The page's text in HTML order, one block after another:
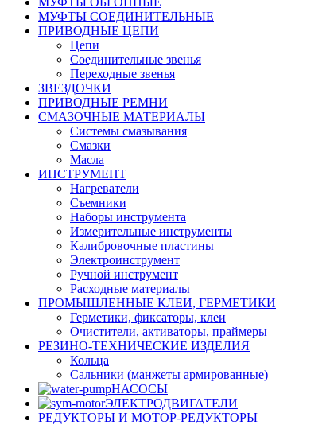
МУФТЫ СОЕДИНИТЕЛЬНЫЕ
ПРИВОДНЫЕ ЦЕПИ
Цепи
Соединительные звенья
Переходные звенья
ЗВЕЗДОЧКИ
ПРИВОДНЫЕ РЕМНИ
СМАЗОЧНЫЕ МАТЕРИАЛЫ
Системы смазывания
Смазки
Масла
ИНСТРУМЕНТ
Нагреватели
Съемники
Наборы инструмента
Измерительные инструменты
Калибровочные пластины
Электроинструмент
Ручной инструмент
Расходные материалы
ПРОМЫШЛЕННЫЕ КЛЕИ, ГЕРМЕТИКИ
Герметики, фиксаторы, клеи
Очистители, активаторы, праймеры
РЕЗИНО-ТЕХНИЧЕСКИЕ ИЗДЕЛИЯ
Кольца
Сальники (манжеты армированные)
НАСОСЫ
ЭЛЕКТРОДВИГАТЕЛИ
РЕДУКТОРЫ И МОТОР-РЕДУКТОРЫ